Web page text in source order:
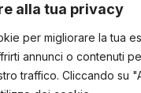
alla tua privacy
per migliorare la tua
annunci o contenuti
traffico. Cliccando su
Policy